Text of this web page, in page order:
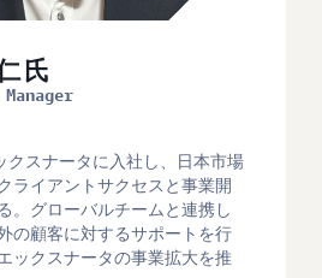
氏
クスナータに入社し、日本市場
ライアントサクセスと事業開
。グローバルチームと連携し
の顧客に対するサポートを行
ックスナータの事業拡大を推